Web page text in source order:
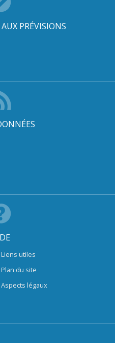
PRÉVISIONS
Liens utiles
Plan du site
Aspects légaux